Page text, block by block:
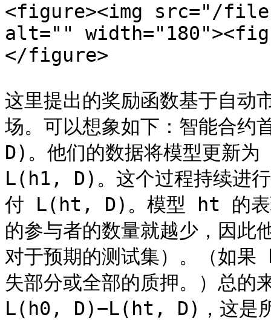
<figure><img src="/files/
alt=""
</figure>
这里提出的奖励函数基于自动
场。可以想象如下：智能合
D)。他们的数据将模型更新
L(h1, D)。这个过程持续进行
付 L(ht, D)。模型 ht 的表
的参与者的数量就越少，因此
对于预期的测试集）。（如
失部分或全部的质押。）总的
L(h0, D)−L(ht, D)，这是所